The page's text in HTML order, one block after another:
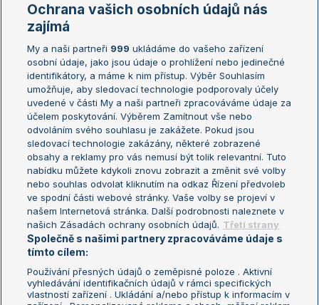
Žebříčky
Žebříček ATP (muži)
Žebříček WTA (ženy)
Sázkařský žebříček
Australian Open
French Open
Wimbledon
US Open
Turnaj mistrů
Turnaj mistryň
Aktualní trendy
Fotbalové přestupy
Livesport Daily
LS Prague Open
Podmínky užití Nastavení soukromí
Ochrana vašich osobních údajů nás
zajímá
My a naši partneři 999 ukládáme do vašeho zařízení
osobní údaje, jako jsou údaje o prohlížení nebo jedinečné
identifikátory, a máme k nim přístup. Výběr Souhlasím
umožňuje, aby sledovací technologie podporovaly účely
uvedené v části My a naši partneři zpracováváme údaje za
účelem poskytování. Výběrem Zamítnout vše nebo
odvoláním svého souhlasu je zakážete. Pokud jsou
sledovací technologie zakázány, některé zobrazené
obsahy a reklamy pro vás nemusí být tolik relevantní. Tuto
nabídku můžete kdykoli znovu zobrazit a změnit své volby
nebo souhlas odvolat kliknutím na odkaz Řízení předvoleb
ve spodní části webové stránky. Vaše volby se projeví v
našem Internetová stránka. Další podrobnosti naleznete v
našich Zásadách ochrany osobních údajů. Třetí strany
Společně s našimi partnery zpracováváme údaje s
tímto cílem:
Používání přesných údajů o zeměpisné poloze . Aktivní
vyhledávání identifikačních údajů v rámci specifických
vlastností zařízení . Ukládání a/nebo přístup k informacím v